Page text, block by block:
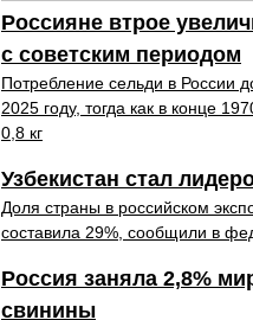
Россияне втрое
с советским периодом
Потребление сельди в России
2025 году, тогда как в конце
0,8 кг
Узбекистан стал
Доля страны в российском
составила 29%, сообщили в
Россия заняла 2,8%
свинины